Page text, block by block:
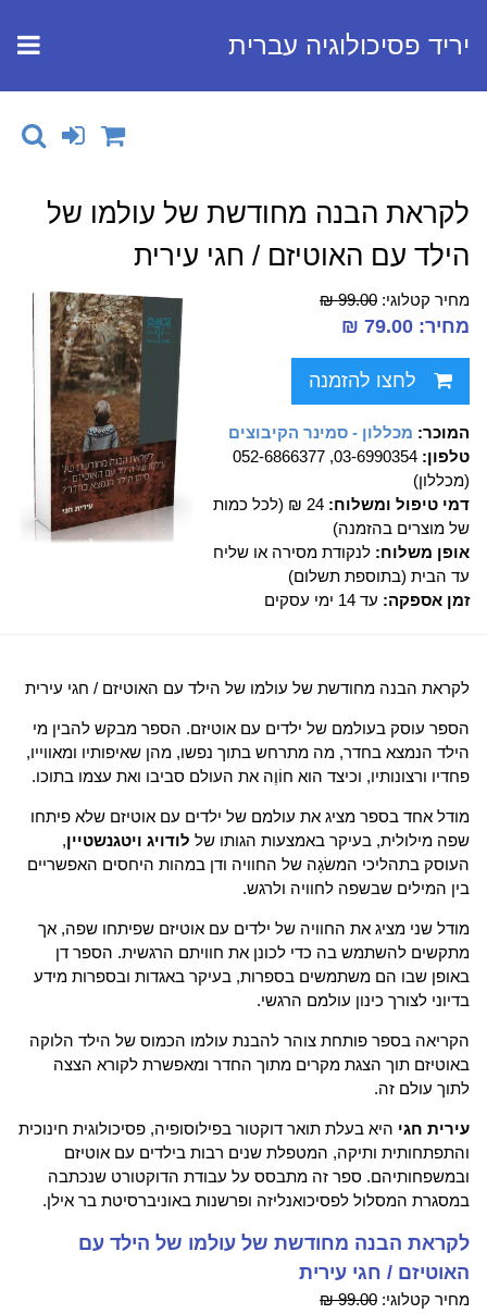
יריד פסיכולוגיה עברית
לקראת הבנה מחודשת של עולמו של
הילד עם האוטיזם / חגי עירית
מחיר קטלוגי: 99.00 ₪
מחיר: 79.00 ₪
לחצו להזמנה
המוכר: מכללון - סמינר הקיבוצים
טלפון:
03-6990354, 052-6866377
(מכללון)
דמי טיפול ומשלוח:
24 ₪ (לכל כמות
של מוצרים בהזמנה)
אופן משלוח: לנקודת מסירה או שליח
עד הבית (בתוספת תשלום)
זמן אספקה: עד 14 ימי עסקים
לקראת הבנה מחודשת של עולמו של הילד עם האוטיזם / חגי עירית
הספר עוסק בעולמם של ילדים עם אוטיזם. הספר מבקש להבין מי
הילד הנמצא בחדר, מה מתרחש בתוך נפשו, מהן שאיפותיו ומאווייו,
פחדיו ורצונותיו, וכיצד הוא חוֹוֶה את העולם סביבו ואת עצמו בתוכו.
מודל אחד בספר מציג את עולמם של ילדים עם אוטיזם שלא פיתחו
שפה מילולית, בעיקר באמצעות הגותו של לודויג ויטגנשטיין,
העוסק בתהליכי המשׂגָה של החוויה ודן במהות היחסים האפשריים
בין המילים שבשפה לחוויה ולרגש.
מודל שני מציג את החוויה של ילדים עם אוטיזם שפיתחו שפה, אך
מתקשים להשתמש בה כדי לכונן את חוויתם הרגשית. הספר דן
באופן שבו הם משתמשים בספרות, בעיקר באגדות ובספרות מידע
בדיוני לצורך כינון עולמם הרגשי.
הקריאה בספר פותחת צוהר להבנת עולמו הכמוס של הילד הלוקה
באוטיזם תוך הצגת מקרים מתוך החדר ומאפשרת לקורא הצצה
לתוך עולם זה.
עירית חגי היא בעלת תואר דוקטור בפילוסופיה, פסיכולוגית חינוכית
והתפתחותית ותיקה, המטפלת שנים רבות בילדים עם אוטיזם
ובמשפחותיהם. ספר זה מתבסס על עבודת הדוקטורט שנכתבה
במסגרת המסלול לפסיכואנליזה ופרשנות באוניברסיטת בר אילן.
לקראת הבנה מחודשת של עולמו של הילד עם
האוטיזם / חגי עירית
מחיר קטלוגי: 99.00 ₪